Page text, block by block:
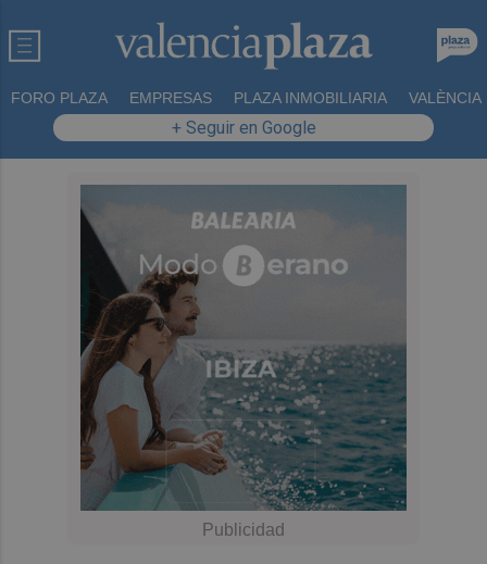
FORO PLAZA EMPRESAS PLAZA INMOBILIARIA VALÈNCIA
+ Seguir en Google